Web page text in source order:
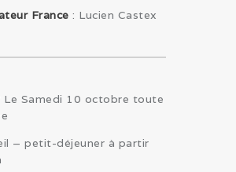
France : Lucien Castex
Le Samedi 10 octobre toute
– petit-déjeuner à partir